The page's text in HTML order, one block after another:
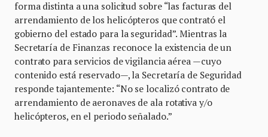
forma distinta a una solicitud sobre “las facturas del
arrendamiento de los helicópteros que contrató el
gobierno del estado para la seguridad”. Mientras la
Secretaría de Finanzas reconoce la existencia de un
contrato para servicios de vigilancia aérea —cuyo
contenido está reservado—, la Secretaría de Seguridad
responde tajantemente: “No se localizó contrato de
arrendamiento de aeronaves de ala rotativa y/o
helicópteros, en el periodo señalado.”